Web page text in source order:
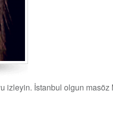
izleyin. İstanbul olgun masöz